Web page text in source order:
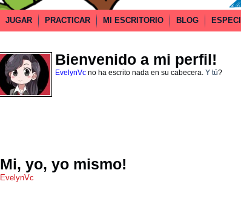
JUGAR PRACTICAR MI ESCRITORIO BLOG
Bienvenido a mi perfil!
EvelynVcno ha escrito nada en su cabecera. Y tú?
Mi, yo, yo mismo!
EvelynVc